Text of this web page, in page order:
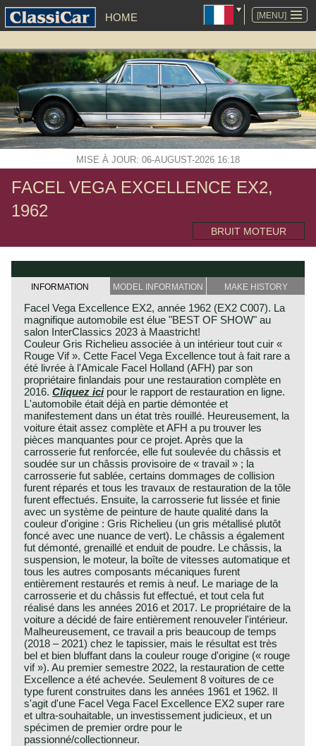
[MENU]
HOME
ALLER
AU
CONTENU
MISE À JOUR: 06-AUGUST-2026 16:18
FACEL VEGA EXCELLENCE EX2,
1962
BRUIT MOTEUR
INFORMATION MODEL INFORMATION MAKE HISTORY
Facel Vega Excellence EX2, année 1962 (EX2 C007). La
magnifique automobile est élue "BEST OF SHOW" au
salon InterClassics 2023 à Maastricht!
Couleur Gris Richelieu associée à un intérieur tout cuir «
Rouge Vif ». Cette Facel Vega Excellence tout à fait rare a
été livrée à l'Amicale Facel Holland (AFH) par son
propriétaire finlandais pour une restauration complète en
2016. Cliquez icipour le rapport de restauration en ligne.
L'automobile était déjà en partie démontée et
manifestement dans un état très rouillé. Heureusement, la
voiture était assez complète et AFH a pu trouver les
pièces manquantes pour ce projet. Après que la
carrosserie fut renforcée, elle fut soulevée du châssis et
soudée sur un châssis provisoire de « travail » ; la
carrosserie fut sablée, certains dommages de collision
furent réparés et tous les travaux de restauration de la tôle
furent effectués. Ensuite, la carrosserie fut lissée et finie
avec un système de peinture de haute qualité dans la
couleur d'origine : Gris Richelieu (un gris métallisé plutôt
foncé avec une nuance de vert). Le châssis a également
fut démonté, grenaillé et enduit de poudre. Le châssis, la
suspension, le moteur, la boîte de vitesses automatique et
tous les autres composants mécaniques furent
entièrement restaurés et remis à neuf. Le mariage de la
carrosserie et du châssis fut effectué, et tout cela fut
réalisé dans les années 2016 et 2017. Le propriétaire de la
voiture a décidé de faire entièrement renouveler l'intérieur.
Malheureusement, ce travail a pris beaucoup de temps
(2018 – 2021) chez le tapissier, mais le résultat est très
bel et bien bluffant dans la couleur rouge d'origine (« rouge
vif »). Au premier semestre 2022, la restauration de cette
Excellence a été achevée. Seulement 8 voitures de ce
type furent construites dans les années 1961 et 1962. Il
s'agit d'une Facel Vega Facel Excellence EX2 super rare
et ultra-souhaitable, un investissement judicieux, et un
spécimen de premier ordre pour le
passionné/collectionneur.